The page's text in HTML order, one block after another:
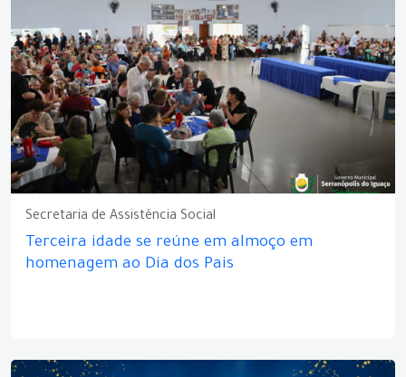
Secretaria de Assistência Social
Terceira idade se reúne em almoço em
homenagem ao Dia dos Pais